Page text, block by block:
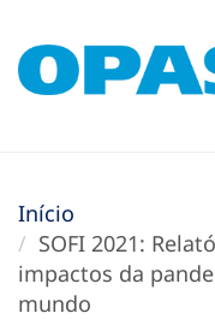
Início
SOFI 2021:
impactos da
mundo